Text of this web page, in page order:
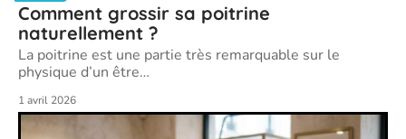
Comment grossir sa poitrine
naturellement ?
La poitrine est une partie très remarquable sur le
physique d’un être…
1 avril 2026